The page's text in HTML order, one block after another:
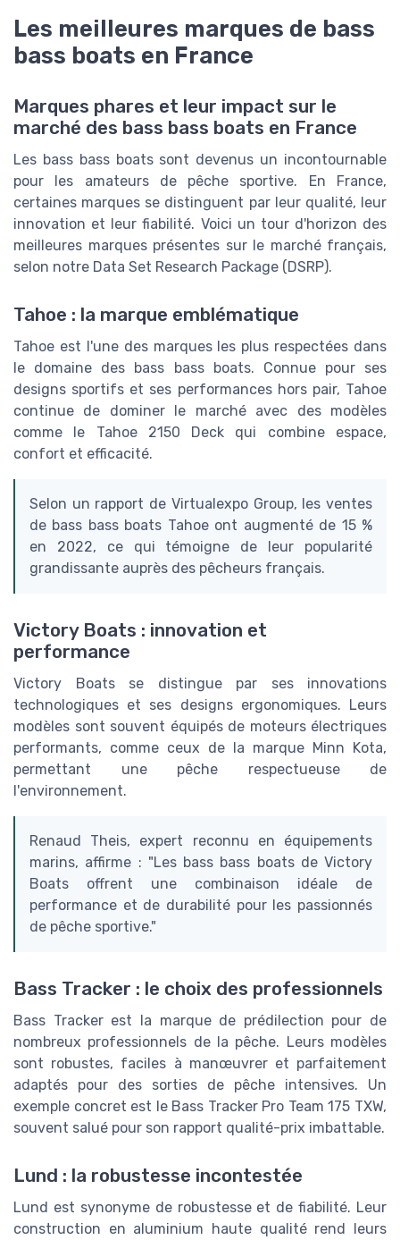
Les meilleures marques de bass
bass boats en France
Marques phares et leur impact sur le
marché des bass bass boats en France
Les bass bass boats sont devenus un incontournable
pour les amateurs de pêche sportive. En France,
certaines marques se distinguent par leur qualité, leur
innovation et leur fiabilité. Voici un tour d'horizon des
meilleures marques présentes sur le marché français,
selon notre Data Set Research Package (DSRP).
Tahoe : la marque emblématique
Tahoe est l'une des marques les plus respectées dans
le domaine des bass bass boats. Connue pour ses
designs sportifs et ses performances hors pair, Tahoe
continue de dominer le marché avec des modèles
comme le Tahoe 2150 Deck qui combine espace,
confort et efficacité.
Selon un rapport de Virtualexpo Group, les ventes
de bass bass boats Tahoe ont augmenté de 15 %
en 2022, ce qui témoigne de leur popularité
grandissante auprès des pêcheurs français.
Victory Boats : innovation et
performance
Victory Boats se distingue par ses innovations
technologiques et ses designs ergonomiques. Leurs
modèles sont souvent équipés de moteurs électriques
performants, comme ceux de la marque Minn Kota,
permettant une pêche respectueuse de
l'environnement.
Renaud Theis, expert reconnu en équipements
marins, affirme : "Les bass bass boats de Victory
Boats offrent une combinaison idéale de
performance et de durabilité pour les passionnés
de pêche sportive."
Bass Tracker : le choix des professionnels
Bass Tracker est la marque de prédilection pour de
nombreux professionnels de la pêche. Leurs modèles
sont robustes, faciles à manœuvrer et parfaitement
adaptés pour des sorties de pêche intensives. Un
exemple concret est le Bass Tracker Pro Team 175 TXW,
souvent salué pour son rapport qualité-prix imbattable.
Lund : la robustesse incontestée
Lund est synonyme de robustesse et de fiabilité. Leur
construction en aluminium haute qualité rend leurs